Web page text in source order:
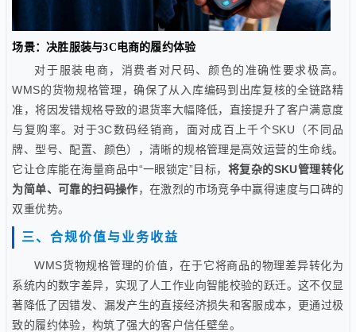
场景：决胜服装与3C电商的履约体验
对于服装电商，消费者对尺码、颜色的准确性要求极高。
WMS的货物规格管理，确保了从入库编码到出库复核的全链路精
准，将因发错规格导致的退货率大幅降低，直接提升了客户满意度
与复购率。对于3C数码经销商，面对成百上千个SKU（不同品
牌、型号、配置、颜色），清晰的规格管理是高效运营的生命线。
它让仓库能在海量商品中“一眼锁定”目标， 将复杂的SKU管理转化
为简单、可靠的扫码操作，在激烈的市场竞争中赢得速度与口碑的
双重优势。
三、合规价值与业务收益
WMS货物规格管理的价值，在于它将商品的物理差异转化为
系统内的数字差异，实现了人工作业向智能校验的跃迁。这不仅显
著降低了因错发、漏发产生的直接经济损失和客服成本，更通过极
致的履约体验，构筑了强大的客户信任壁垒。